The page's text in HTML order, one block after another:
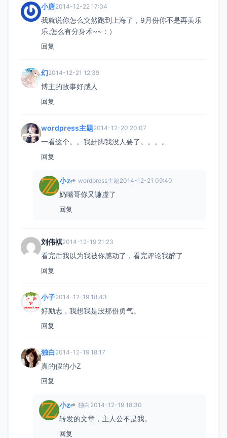
小唐2014-12-22 17:04
我就说你怎么突然跑到上海了，9月份你不是再美乐
乐,怎么有分身术~~：）
回复
幻2014-12-21 12:39
博主的故事好感人
回复
wordpress主题2014-12-20 20:07
一看这个。。我赶脚我没人要了。。。。
回复
小z wordpress主题2014-12-21 09:40
奶嘴哥你又谦虚了
回复
刘伟褀2014-12-19 21:23
看完后我以为我被你感动了，看完评论我醉了
回复
小子2014-12-19 18:43
好励志，我想我是没那份勇气。
回复
独白 2014-12-19 18:17
真的假的小Z
回复
小z 独白 2014-12-19 18:30
转发的文章，主人公不是我。
回复